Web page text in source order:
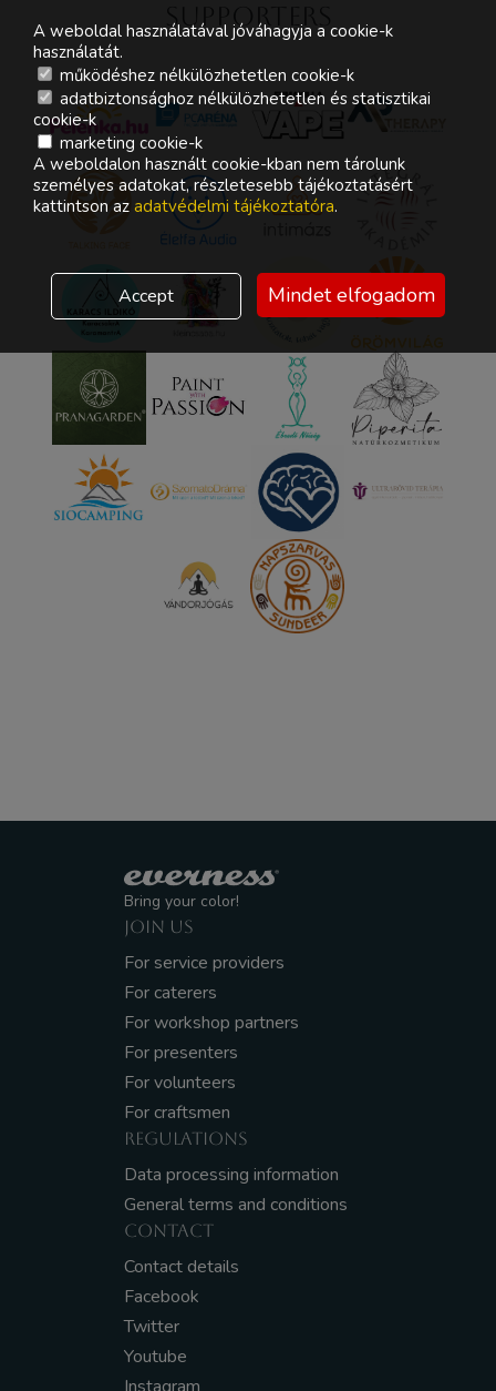
Supporters
Bring your color!
JOIN US
For service providers
For caterers
For workshop partners
For presenters
For volunteers
For craftsmen
REGULATIONS
Data processing information
General terms and conditions
CONTACT
Contact details
Facebook
Twitter
Youtube
A weboldal használatával jóváhagyja a cookie-k
használatát.
működéshez nélkülözhetetlen cookie-k
adatbiztonsághoz nélkülözhetetlen és statisztikai
cookie-k
marketing cookie-k
A weboldalon használt cookie-kban nem tárolunk
személyes adatokat, részletesebb tájékoztatásért
kattintson az adatvédelmi tájékoztatóra.
Accept Mindet elfogadom